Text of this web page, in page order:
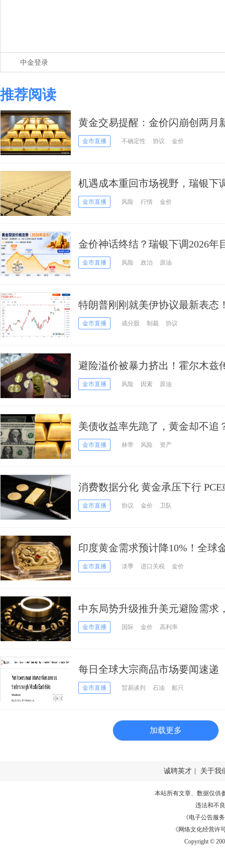
中金登录
推荐阅读
黄金交易提醒：金价闪崩创两月
加息双重暴击，牛市要提前熄火
金市直播 不确定性 协议 金价
机遇成本重回市场视野，瑞银下
至5500美元
金市直播 风险 行情 金价
金价神话终结？瑞银下调2026年
风暴”或许才刚开始
金市直播 风险 政治 原油
特朗普刚刚就美伊协议最新表态
逼4400、比特币失守7.5万美元
金市直播 成分股 制裁 协议
避险溢价被暴力挤出！霍尔木兹
价逻辑变了
金市直播 风险 因素 原油
美债收益率先跪了，黄金却不追
单边！
金市直播 林带 风险 资产
消费数据分化 黄金承压下行
金市直播 协议 金价 卫队
印度黄金需求预计降10%！全球
金市直播 淡季 进口关税 金价
中东局势升级推升美元避险需求
金徘徊4500美元关口
金市直播 国际 金价 高利率
每日全球大宗商品市场要闻速递
金市直播 贸易谈判 石油 船只
加载更多
诚聘英才 | 关于我
本站所有文章、数据仅供
违法和不
《电子公告服务
《网络文化经营许
Copyright ©